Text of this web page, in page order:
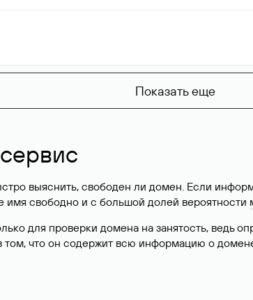
Показать еще
выяснить, свободен ли домен. Если
имя свободно и с большой долей вероятности
для проверки домена на занятость, ведь
что он содержит всю информацию о